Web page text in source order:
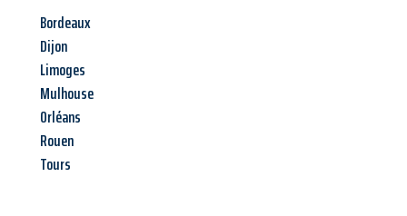
Bordeaux
Dijon
Limoges
Mulhouse
Orléans
Rouen
Tours